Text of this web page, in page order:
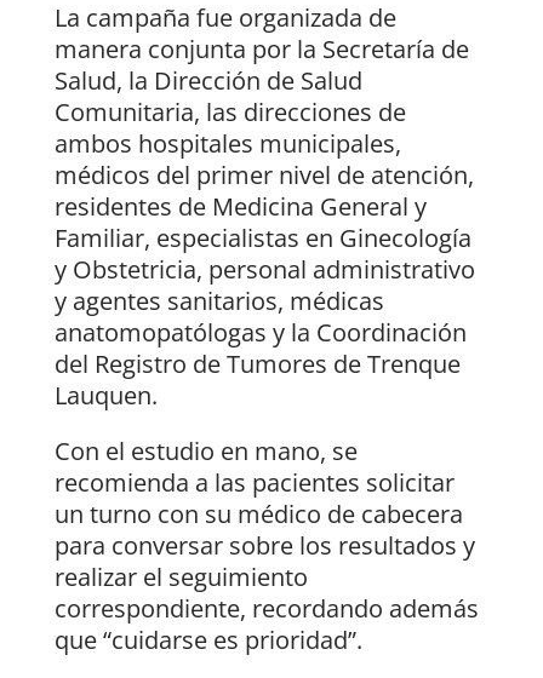
La campaña fue organizada de
manera conjunta por la Secretaría de
Salud, la Dirección de Salud
Comunitaria, las direcciones de
ambos hospitales municipales,
médicos del primer nivel de atención,
residentes de Medicina General y
Familiar, especialistas en Ginecología
y Obstetricia, personal administrativo
y agentes sanitarios, médicas
anatomopatólogas y la Coordinación
del Registro de Tumores de Trenque
Lauquen.
Con el estudio en mano, se
recomienda a las pacientes solicitar
un turno con su médico de cabecera
para conversar sobre los resultados y
realizar el seguimiento
correspondiente, recordando además
que “cuidarse es prioridad”.